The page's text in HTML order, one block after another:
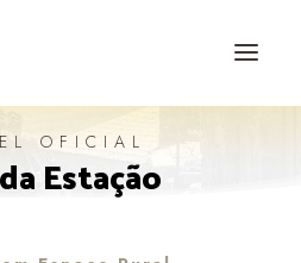
OFICIAL
Estação